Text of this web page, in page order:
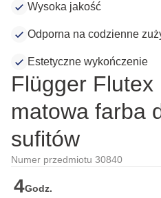
Wysoka jakość
Odporna na codzienne
Estetyczne wykończenie
Flügger Flutex
matowa farba
sufitów
Numer przedmiotu 30840
4Godz.